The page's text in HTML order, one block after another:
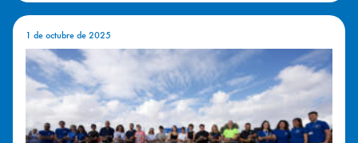
1 de octubre de 2025